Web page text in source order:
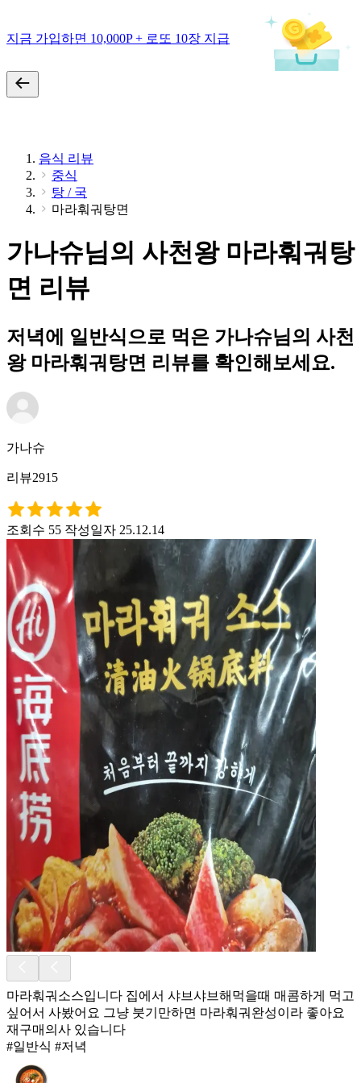
지금 가입하면 10,000P + 로또 10장 지급
음식 리뷰
중식
탕 / 국
마라훠궈탕면
가나슈님의 사천왕 마라훠궈탕
면 리뷰
저녁에 일반식으로 먹은 가나슈님의 사천
왕 마라훠궈탕면 리뷰를 확인해보세요.
가나슈
리뷰2915
조회수 55 작성일자 25.12.14
마라훠궈소스입니다 집에서 샤브샤브해먹을때 매콤하게 먹고
싶어서 사봤어요 그냥 붓기만하면 마라훠궈완성이라 좋아요
재구매의사 있습니다
#일반식 #저녁